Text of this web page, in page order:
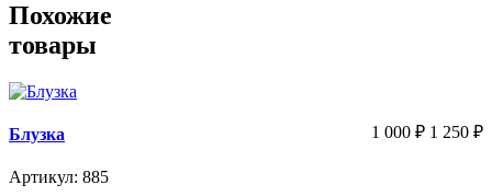
Похожие
товары
Блузка
Артикул: 885
1 000 ₽ 1 250 ₽